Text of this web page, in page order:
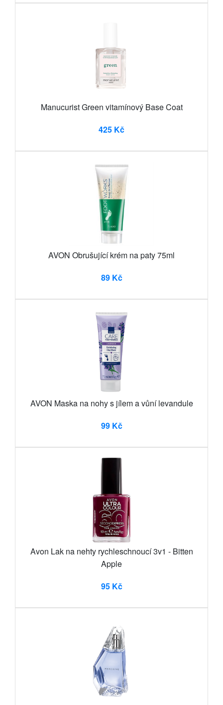
Manucurist Green vitamínový Base Coat
425 Kč
AVON Obrušující krém na paty 75ml
89 Kč
AVON Maska na nohy s jílem a vůní levandule
99 Kč
Avon Lak na nehty rychleschnoucí 3v1 - Bitten
Apple
95 Kč